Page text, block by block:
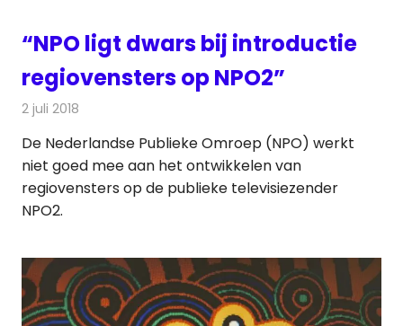
“NPO ligt dwars bij introductie
regiovensters op NPO2”
2 juli 2018
De Nederlandse Publieke Omroep (NPO) werkt
niet goed mee aan het ontwikkelen van
regiovensters op de publieke televisiezender
NPO2.